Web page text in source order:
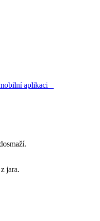
aplikaci –
jara.